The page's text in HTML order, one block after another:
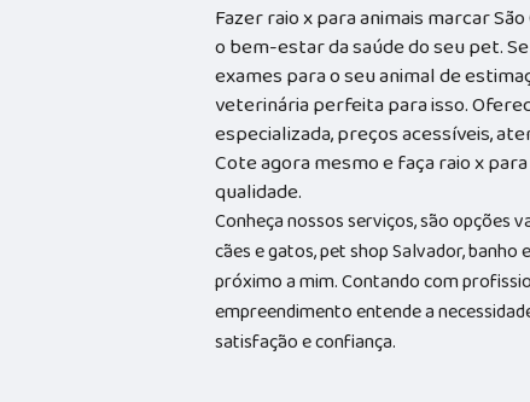
Fazer raio x para animais marcar
o bem-estar da saúde do seu pet.
exames para o seu animal de
veterinária perfeita para isso.
especializada, preços acessíveis,
Cote agora mesmo e faça raio x
qualidade.
Conheça nossos serviços, são opções
cães e gatos, pet shop Salvador,
próximo a mim. Contando com
empreendimento entende a
satisfação e confiança.